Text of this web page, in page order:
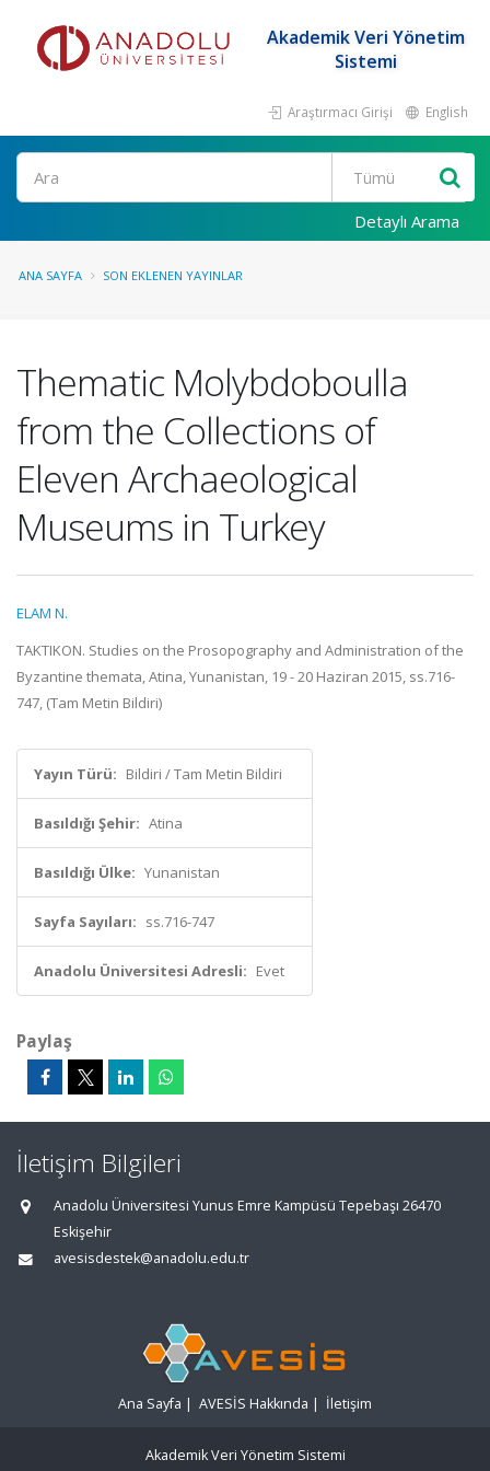
Akademik Veri Yönetim
Sistemi
Araştırmacı Girişi English
Ara
Detaylı Arama
ANA SAYFA SON EKLENEN YAYINLAR
Thematic Molybdoboulla
from the Collections of
Eleven Archaeological
Museums in Turkey
ELAM N.
TAKTIKON. Studies on the Prosopography and Administration of the
Byzantine themata, Atina, Yunanistan, 19 - 20 Haziran 2015, ss.716-
747, (Tam Metin Bildiri)
Yayın Türü: Bildiri / Tam Metin Bildiri
Basıldığı Şehir: Atina
Basıldığı Ülke: Yunanistan
Sayfa Sayıları: ss.716-747
Anadolu Üniversitesi Adresli: Evet
Paylaş
İletişim Bilgileri
Anadolu Üniversitesi Yunus Emre Kampüsü Tepebaşı 26470
Eskişehir
avesisdestek@anadolu.edu.tr
Ana Sayfa | AVESİS Hakkında | İletişim
Akademik Veri Yönetim Sistemi